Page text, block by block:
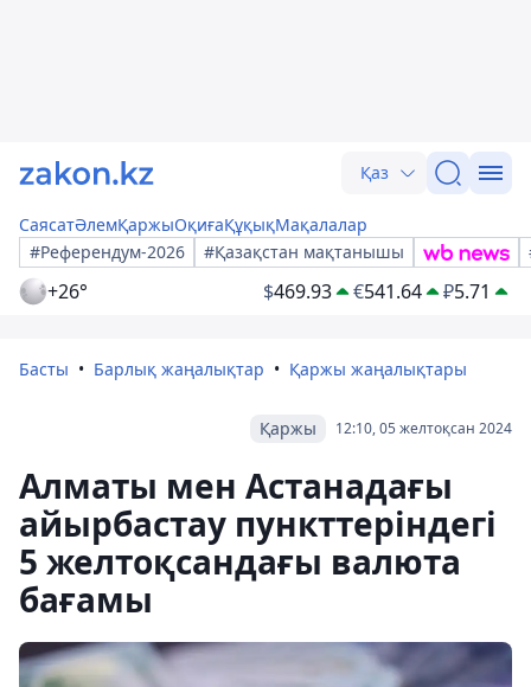
Қаз
СаясатӘлемҚаржыОқиғаҚұқықМақалалар
#Референдум-2026
#Қазақстан мақтанышы
+26° $469.93 €541.64 ₽5.71
Басты Барлық жаңалықтар Қаржы жаңалықтары
12:10, 05 желтоқсан 2024
Қаржы
Алматы мен Астанадағы
айырбастау пункттеріндегі
5 желтоқсандағы валюта
бағамы